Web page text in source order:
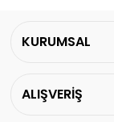
KURUMSAL
ALIŞVERİŞ